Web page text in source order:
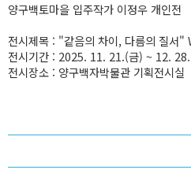
양구백토마을 입주작가 이정우 개인전
전시제목 : "같음의 차이, 다름의 질
전시기간 : 2025. 11. 21.(금) ~ 12.
전시장소 : 양구백자박물관 기획전시실